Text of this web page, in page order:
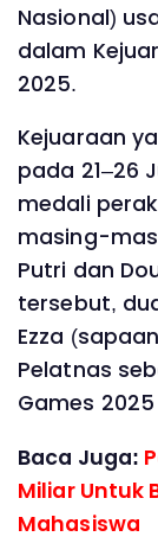
Nasional)
dalam
2025.
Kejuaraan
pada 21–26
medali
masing-
Putri dan
tersebut,
Ezza
Pelatnas
Games
Baca Juga:
Miliar Untuk
Mahasiswa